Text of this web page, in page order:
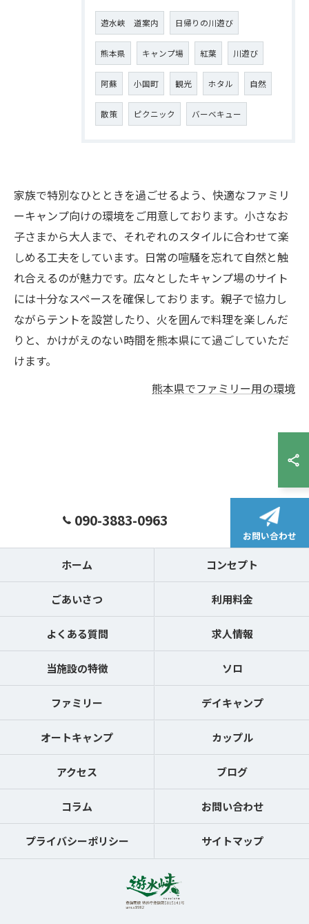
遊水峡 道案内 日帰りの川遊び
熊本県 キャンプ場 紅葉 川遊び
阿蘇 小国町 観光 ホタル 自然
散策 ピクニック バーベキュー
家族で特別なひとときを過ごせるよう、快適なファミリ
ーキャンプ向けの環境をご用意しております。小さなお
子さまから大人まで、それぞれのスタイルに合わせて楽
しめる工夫をしています。日常の喧騒を忘れて自然と触
れ合えるのが魅力です。広々としたキャンプ場のサイト
には十分なスペースを確保しております。親子で協力し
ながらテントを設営したり、火を囲んで料理を楽しんだ
りと、かけがえのない時間を熊本県にて過ごしていただ
けます。
熊本県でファミリー用の環境
090-3883-0963
お問い合わせ
ホーム コンセプト
ごあいさつ 利用料金
よくある質問 求人情報
当施設の特徴 ソロ
ファミリー デイキャンプ
オートキャンプ カップル
アクセス ブログ
コラム お問い合わせ
プライバシーポリシー サイトマップ